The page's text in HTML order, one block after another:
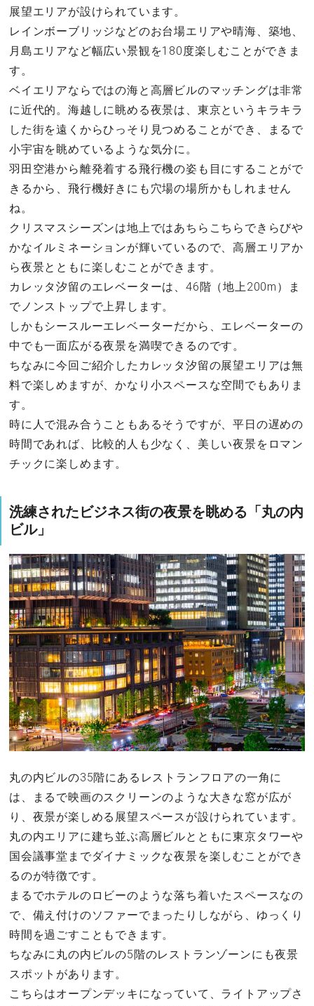
展望エリアが設けられています。
レインボーブリッジなどのお台場エリアや晴海、築地、
月島エリアなど幅広い景観を180度楽しむことができま
す。
ベイエリアならではの海と高層ビルのマッチングは非常
に近代的。海越しに眺める夜景は、東京というキラキラ
した街を遠くからひっそり見つめることができ、まるで
小宇宙を眺めているような気分に。
羽田空港から離発着する飛行機の姿も目にすることがで
きるから、飛行機好きにも穴場の場所かもしれません
ね。
クリスマスシーズンは地上ではあちらこちらできらびや
かなイルミネーションが輝いているので、高層エリアか
ら夜景とともに楽しむことができます。
カレッタ汐留のエレベーターは、46階（地上200m）ま
でノンストップで上昇します。
しかもシースルーエレベーターだから、エレベーターの
中でも一面広がる夜景を満喫できるのです。
ちなみに今回ご紹介したカレッタ汐留の展望エリアは無
料で楽しめますが、かなり小スペースな空間でもありま
す。
時に人で混み合うこともあるそうですが、平日の遅めの
時間であれば、比較的人も少なく、美しい夜景をロマン
チックに楽しめます。
洗練されたビジネス街の夜景を眺める「丸の内
ビル」
丸の内ビルの35階にあるレストランフロアの一角に
は、まるで映画のスクリーンのような大きな窓が広が
り、夜景が楽しめる展望スペースが設けられています。
丸の内エリアに建ち並ぶ高層ビルとともに東京タワーや
国会議事堂までダイナミックな夜景を楽しむことができ
るのが特徴です。
まるでホテルのロビーのような落ち着いたスペースなの
で、備え付けのソファーでまったりしながら、ゆっくり
時間を過ごすこともできます。
ちなみに丸の内ビルの5階のレストランゾーンにも夜景
スポットがあります。
こちらはオープンデッキになっていて、ライトアップさ